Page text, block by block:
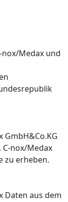
nox/Medax und
nox/Medax
zu erheben.
Daten aus dem